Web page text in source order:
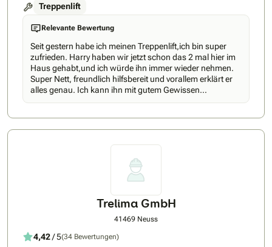
Treppenlift
Relevante Bewertung
Seit gestern habe ich meinen Treppenlift,ich bin super
zufrieden. Harry haben wir jetzt schon das 2 mal hier im
Haus gehabt,und ich würde ihn immer wieder nehmen.
Super Nett, freundlich hilfsbereit und vorallem erklärt er
alles genau. Ich kann ihn mit gutem Gewissen
weiterempfehlen. Danke nochmal für das schnelle
Trelima GmbH
41469 Neuss
4,42/ 5(34 Bewertungen)